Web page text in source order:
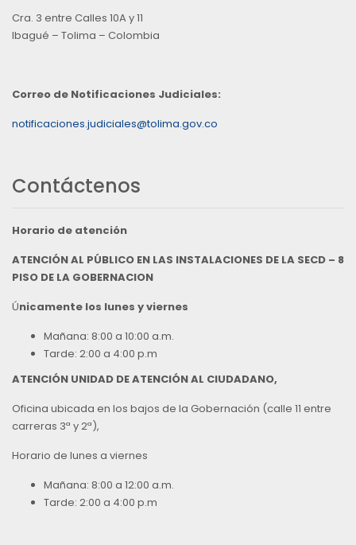
Cra. 3 entre Calles 10A y 11
Ibagué – Tolima – Colombia
Correo de Notificaciones Judiciales:
notificaciones.judiciales@tolima.gov.co
Contáctenos
Horario de atención
ATENCIÓN AL PÚBLICO EN LAS INSTALACIONES DE LA SECD – 8
PISO DE LA GOBERNACION
Únicamente los lunes y viernes
Mañana: 8:00 a 10:00 a.m.
Tarde: 2:00 a 4:00 p.m
ATENCIÓN UNIDAD DE ATENCIÓN AL CIUDADANO,
Oficina ubicada en los bajos de la Gobernación (calle 11 entre
carreras 3ª y 2ª),
Horario de lunes a viernes
Mañana: 8:00 a 12:00 a.m.
Tarde: 2:00 a 4:00 p.m